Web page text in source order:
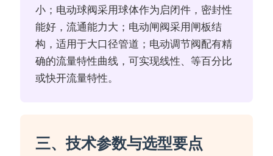
小；电动球阀采用球体作为启闭件，密封性
能好，流通能力大；电动闸阀采用闸板结
构，适用于大口径管道；电动调节阀配有精
确的流量特性曲线，可实现线性、等百分比
或快开流量特性。
三、技术参数与选型要点